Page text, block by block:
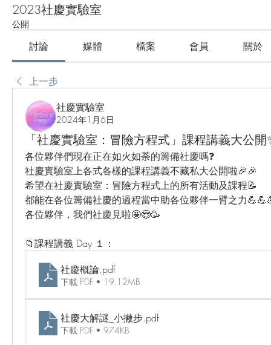
2023社慶實驗室
公開
討論 媒體 檔案 會員 關於
上一步
社慶實驗室
2024年1月6日
「社慶實驗室：冒險方程式」課程講義大公開
各位夥伴們現在正在如火如荼的籌備社慶嗎❓
社慶實驗室上各式各樣的課程講義不藏私大公開啦🎉🎉
希望在社慶實驗室：冒險方程式上的所有活動及課程📝
都能在各位籌備社慶的過程當中助各位夥伴一臂之力
各位夥伴，我們社慶見啦🤩😍🥳
📁課程講義 Day １：
社慶概論.pdf
下載 PDF • 19.12MB
社慶大解謎_小撇步.pdf
下載 PDF • 974KB